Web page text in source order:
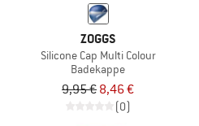
ZOGGS
Silicone Cap Multi Colour
Badekappe
9,95 € 8,46 €
(0)